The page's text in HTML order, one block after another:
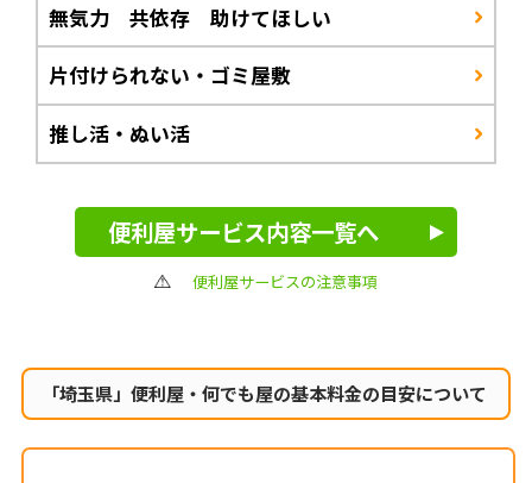
無気力 共依存 助けてほしい
片付けられない・ゴミ屋敷
推し活・ぬい活
便利屋サービス内容一覧へ
便利屋サービスの注意事項
「埼玉県」便利屋・何でも屋の基本料金の目安について